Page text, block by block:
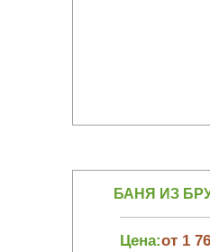
БАНЯ ИЗ
Цена:от 1